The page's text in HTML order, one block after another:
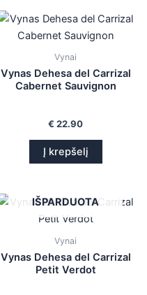
Vynai
Vynas Dehesa del Carrizal
Cabernet Sauvignon
€ 22.90
Į krepšelį
IŠPARDUOTA
Vynai
Vynas Dehesa del Carrizal
Petit Verdot